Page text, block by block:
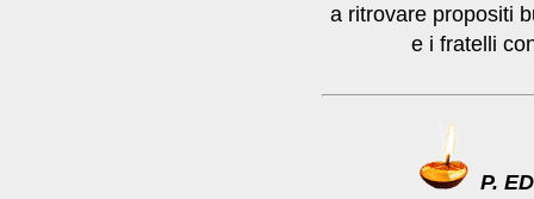
a ritrovare propositi
e i fratelli
P.